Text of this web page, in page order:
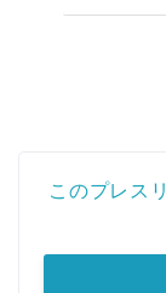
このプレス